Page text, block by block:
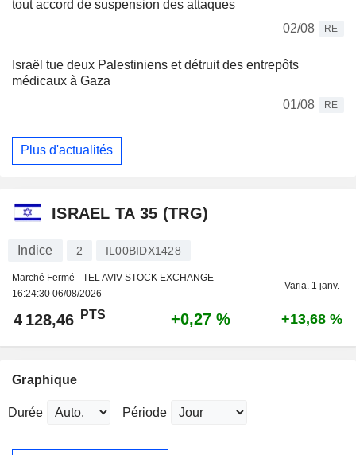
tout accord de suspension des attaques
02/08
RE
Israël tue deux Palestiniens et détruit des entrepôts
médicaux à Gaza
01/08
RE
Plus d'actualités
ISRAEL TA 35 (TRG)
Indice 2 IL00BIDX1428
Marché Fermé - TEL AVIV STOCK EXCHANGE
16:24:30 06/08/2026
Varia. 1 janv.
4 128,46 PTS +0,27 % +13,68 %
Graphique
Durée Période